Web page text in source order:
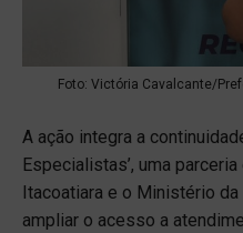
Foto: Victória Cavalcante/
A ação integra a
Especialistas’, uma
Itacoatiara e o Ministério
ampliar o acesso a